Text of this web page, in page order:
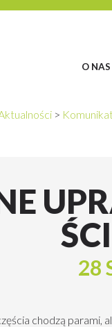
O NAS
>
28
chodzą